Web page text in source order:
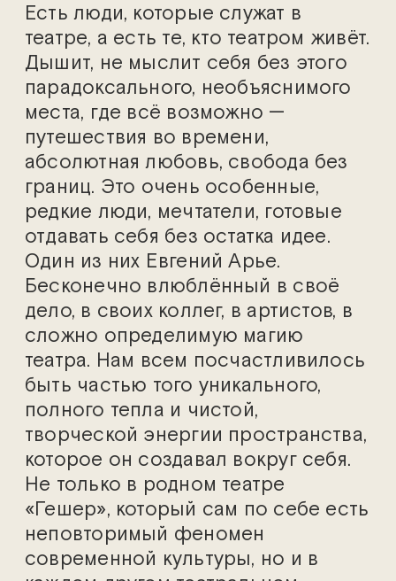
Есть люди, которые служат в
театре, а есть те, кто театром живёт.
Дышит, не мыслит себя без этого
парадоксального, необъяснимого
места, где всё возможно —
путешествия во времени,
абсолютная любовь, свобода без
границ. Это очень особенные,
редкие люди, мечтатели, готовые
отдавать себя без остатка идее.
Один из них Евгений Арье.
Бесконечно влюблённый в своё
дело, в своих коллег, в артистов, в
сложно определимую магию
театра. Нам всем посчастливилось
быть частью того уникального,
полного тепла и чистой,
творческой энергии пространства,
которое он создавал вокруг себя.
Не только в родном театре
«Гешер», который сам по себе есть
неповторимый феномен
современной культуры, но и в